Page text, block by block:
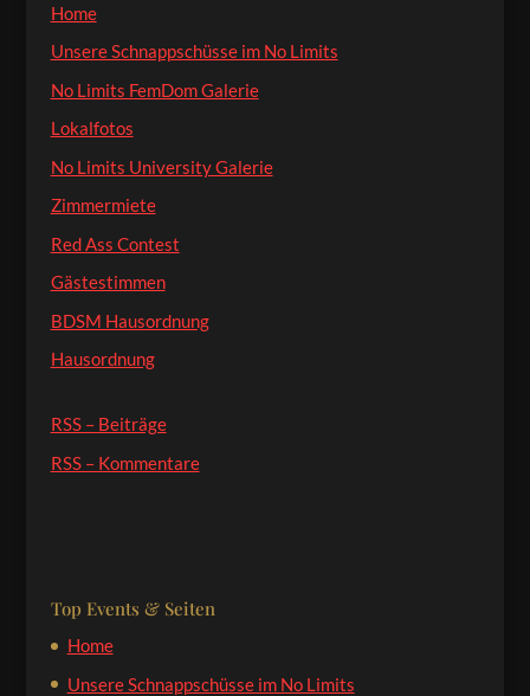
Home
Unsere Schnappschüsse im No Limits
No Limits FemDom Galerie
Lokalfotos
No Limits University Galerie
Zimmermiete
Red Ass Contest
Gästestimmen
BDSM Hausordnung
Hausordnung
RSS – Beiträge
RSS – Kommentare
Top Events & Seiten
Home
Unsere Schnappschüsse im No Limits